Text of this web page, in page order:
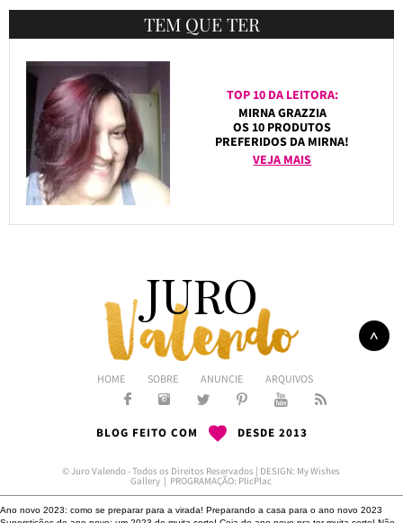
TEM QUE TER
TOP 10 DA LEITORA:
MIRNA GRAZZIA
OS 10 PRODUTOS
PREFERIDOS DA MIRNA!
VEJA MAIS
HOME SOBRE ANUNCIE ARQUIVOS
BLOG FEITO COM DESDE 2013
© Juro Valendo - Todos os Direitos Reservados | DESIGN: My Wishes
Gallery | PROGRAMAÇÃO: PlicPlac
Ano novo 2023: como se preparar para a virada! Preparando a casa para o ano novo 2023